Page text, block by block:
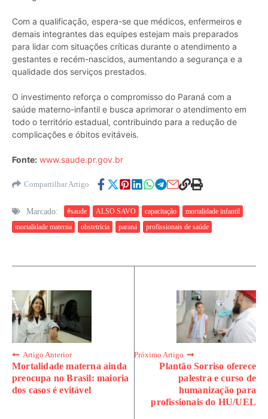
Com a qualificação, espera-se que médicos, enfermeiros e
demais integrantes das equipes estejam mais preparados
para lidar com situações críticas durante o atendimento a
gestantes e recém-nascidos, aumentando a segurança e a
qualidade dos serviços prestados.
O investimento reforça o compromisso do Paraná com a
saúde materno-infantil e busca aprimorar o atendimento em
todo o território estadual, contribuindo para a redução de
complicações e óbitos evitáveis.
Fonte: www.saude.pr.gov.br
Compartilhar Artigo
Marcado: #saude ALSO SAVO capacitação
mortalidade infantil
mortalidade materna
obstetrícia paraná profissionais de saúde
Artigo Anterior
Mortalidade materna ainda
preocupa no Brasil: maioria
dos casos é evitável
Próximo Artigo
Plantão Sorriso oferece
palestra e curso de
humanização para
profissionais do HU/UEL